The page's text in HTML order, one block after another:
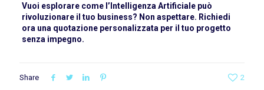
Vuoi esplorare come l’Intelligenza Artificiale può
rivoluzionare il tuo business? Non aspettare. Richiedi
ora una quotazione personalizzata per il tuo progetto
senza impegno.
Share 2